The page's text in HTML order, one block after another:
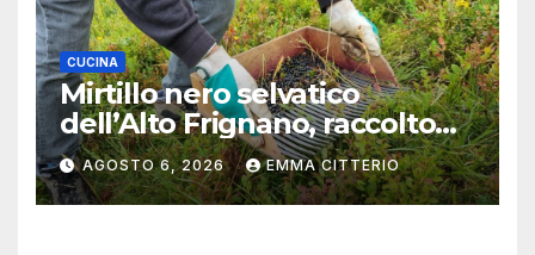
CUCINA
Mirtillo nero selvatico
dell’Alto Frignano, raccolto
buono e clima da monitorare
AGOSTO 6, 2026 EMMA CITTERIO